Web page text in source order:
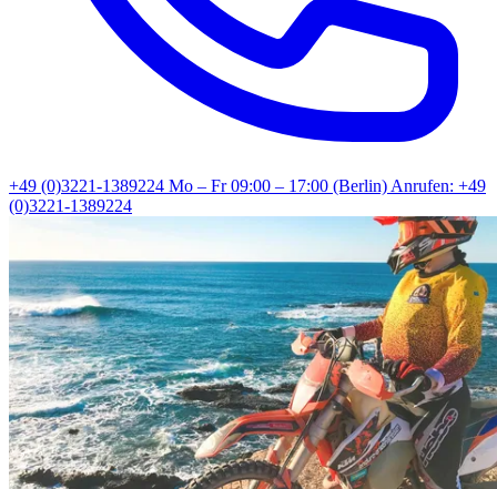
+49 (0)3221-1389224 Mo – Fr 09:00 – 17:00 (Berlin)Anrufen: +49
(0)3221-1389224